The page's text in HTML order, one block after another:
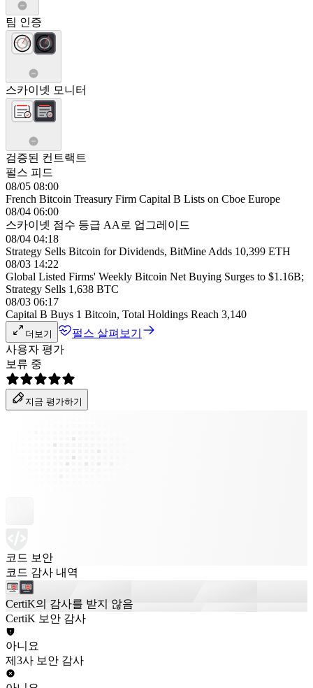
팀 인증
스카이넷 모니터
검증된 컨트랙트
펄스 피드
08/05 08:00
French Bitcoin Treasury Firm Capital B Lists on Cboe Europe
08/04 06:00
스카이넷 점수 등급 AA로 업그레이드
08/04 04:18
Strategy Sells Bitcoin for Dividends, BitMine Adds 10,399 ETH
08/03 14:22
Global Listed Firms' Weekly Bitcoin Net Buying Surges to $1.16B;
Strategy Sells 1,638 BTC
08/03 06:17
Capital B Buys 1 Bitcoin, Total Holdings Reach 3,140
더보기
펄스 살펴보기
사용자 평가
보류 중
지금 평가하기
코드 보안
코드 감사 내역
CertiK의 감사를 받지 않음
CertiK 보안 감사
아니요
제3사 보안 감사